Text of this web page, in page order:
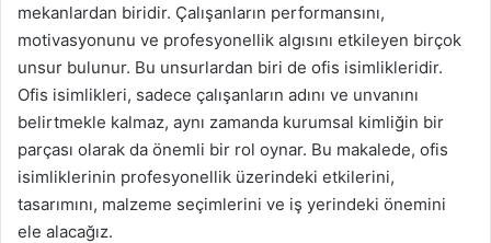
mekanlardan biridir. Çalışanların performansını,
motivasyonunu ve profesyonellik algısını etkileyen birçok
unsur bulunur. Bu unsurlardan biri de ofis isimlikleridir.
Ofis isimlikleri, sadece çalışanların adını ve unvanını
belirtmekle kalmaz, aynı zamanda kurumsal kimliğin bir
parçası olarak da önemli bir rol oynar. Bu makalede, ofis
isimliklerinin profesyonellik üzerindeki etkilerini,
tasarımını, malzeme seçimlerini ve iş yerindeki önemini
ele alacağız.